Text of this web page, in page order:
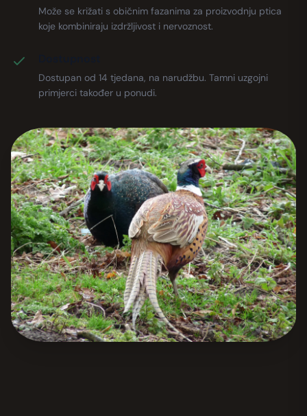
Može se križati s običnim fazanima za proizvodnju ptica
koje kombiniraju izdržljivost i nervoznost.
Dostupan od 14 tjedana, na narudžbu. Tamni uzgojni
primjerci također u ponudi.